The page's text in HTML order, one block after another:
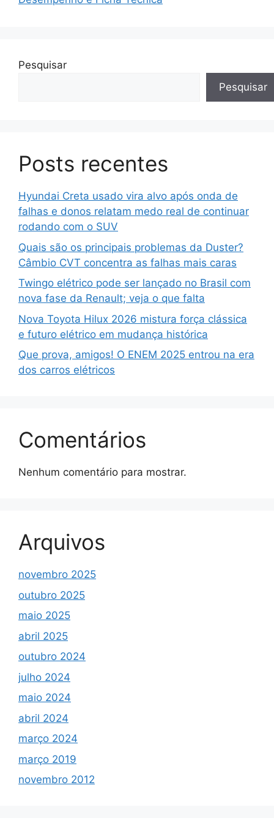
Pesquisar
Pesquisar
Posts recentes
Hyundai Creta usado vira alvo após onda de
falhas e donos relatam medo real de continuar
rodando com o SUV
Quais são os principais problemas da Duster?
Câmbio CVT concentra as falhas mais caras
Twingo elétrico pode ser lançado no Brasil com
nova fase da Renault; veja o que falta
Nova Toyota Hilux 2026 mistura força clássica
e futuro elétrico em mudança histórica
Que prova, amigos! O ENEM 2025 entrou na era
dos carros elétricos
Comentários
Nenhum comentário para mostrar.
Arquivos
novembro 2025
outubro 2025
maio 2025
abril 2025
outubro 2024
julho 2024
maio 2024
abril 2024
março 2024
março 2019
novembro 2012